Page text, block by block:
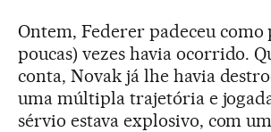
Ontem, Federer padeceu como
poucas) vezes havia ocorrido.
conta, Novak já lhe havia
uma múltipla trajetória e
sérvio estava explosivo, com